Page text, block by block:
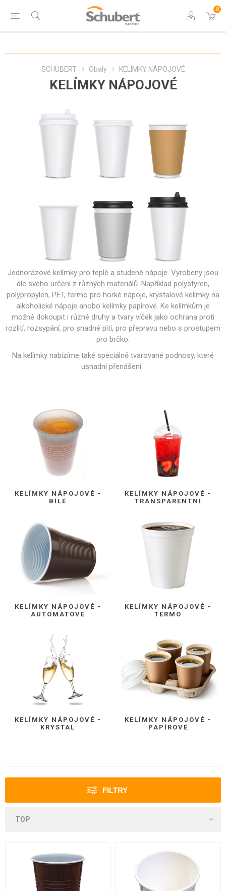
0
SCHUBERT Obaly KELÍMKY NÁPOJOVÉ
KELÍMKY NÁPOJOVÉ
Jednorázové kelímky pro teplé a studené nápoje. Vyrobeny jsou
dle svého určení z různých materiálů. Například polystyren,
polypropylen, PET, termo pro horké nápoje, krystalové kelímky na
alkoholické nápoje anobo kelímky papírové. Ke kelímkům je
možné dokoupit i různé druhy a tvary víček jako ochrana proti
rozlití, rozsypání, pro snadné pití, pro přepravu nebo s prostupem
pro brčko.
Na kelímky nabízíme také speciálně tvarované podnosy, které
usnadní přenášení.
KELÍMKY NÁPOJOVÉ -
BÍLÉ
KELÍMKY NÁPOJOVÉ -
TRANSPARENTNÍ
KELÍMKY NÁPOJOVÉ -
AUTOMATOVÉ
KELÍMKY NÁPOJOVÉ -
TERMO
KELÍMKY NÁPOJOVÉ -
KRYSTAL
KELÍMKY NÁPOJOVÉ -
PAPÍROVÉ
FILTRY